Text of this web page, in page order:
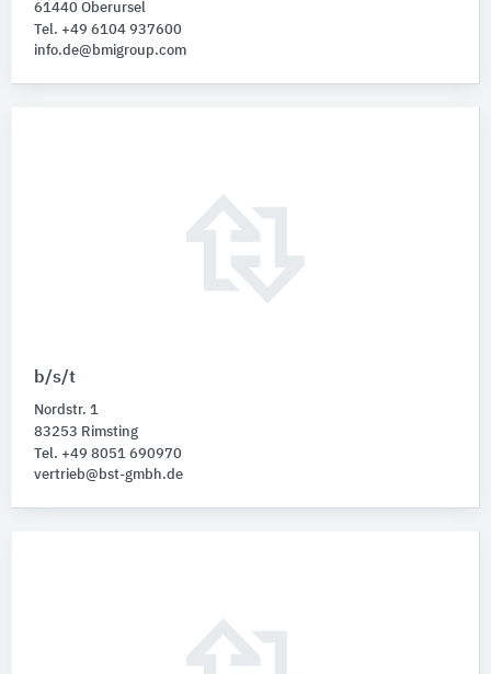
61440 Oberursel
Tel. +49 6104 937600
info.de@bmigroup.com
b/s/t
Nordstr. 1
83253 Rimsting
Tel. +49 8051 690970
vertrieb@bst-gmbh.de